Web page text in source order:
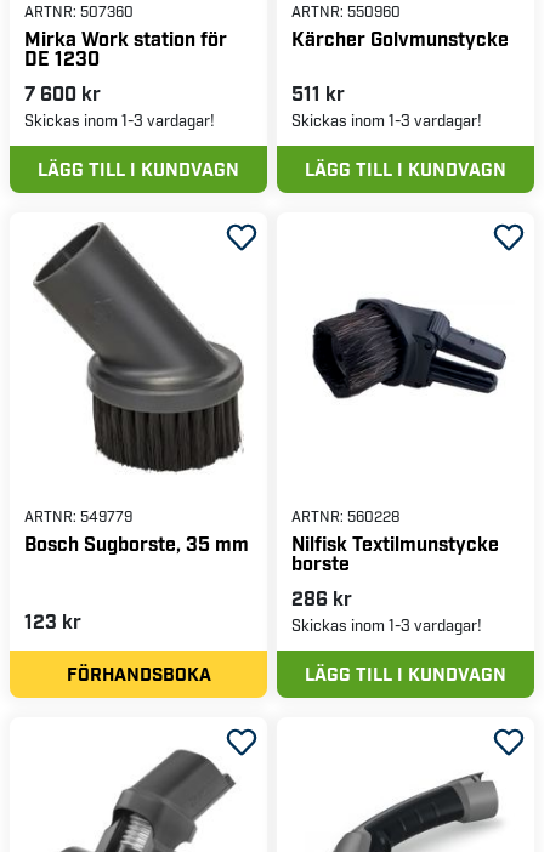
ARTNR: 507360
Mirka Work station för
DE 1230
7 600 kr
Skickas inom 1-3 vardagar!
LÄGG TILL I KUNDVAGN
ARTNR: 550960
Kärcher Golvmunstycke
511 kr
Skickas inom 1-3 vardagar!
LÄGG TILL I KUNDVAGN
ARTNR: 549779
Bosch Sugborste, 35 mm
123 kr
FÖRHANDSBOKA
ARTNR: 560228
Nilfisk Textilmunstycke
borste
286 kr
Skickas inom 1-3 vardagar!
LÄGG TILL I KUNDVAGN